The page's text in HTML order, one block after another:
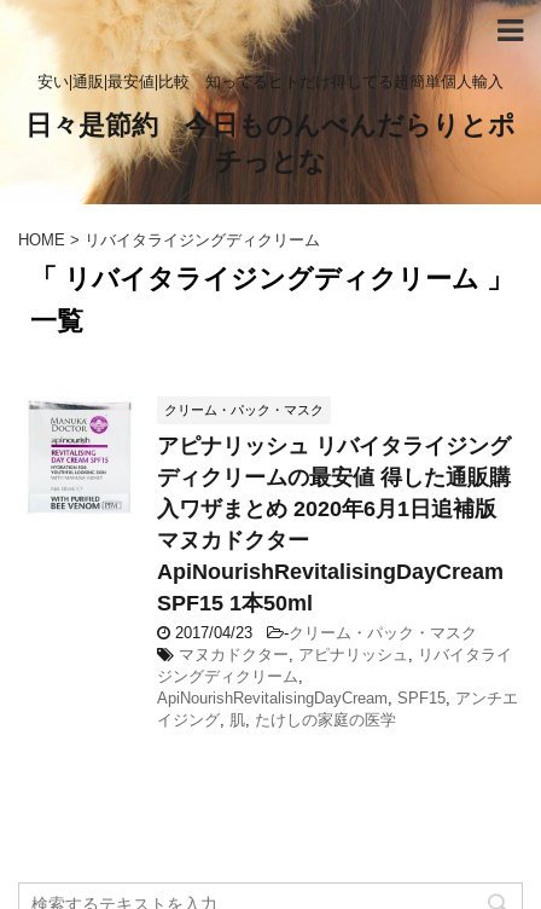
安い|通販|最安値|比較 知ってるヒトだけ得してる超簡単個人輸入
日々是節約 今日ものんべんだらりとポ
チっとな
HOME > リバイタライジングディクリーム
「 リバイタライジングディクリーム 」
一覧
クリーム・パック・マスク
アピナリッシュ リバイタライジング
ディクリームの最安値 得した通販購
入ワザまとめ 2020年6月1日追補版
マヌカドクター
ApiNourishRevitalisingDayCream
SPF15 1本50ml
2017/04/23 -クリーム・パック・マスク
マヌカドクター, アピナリッシュ , リバイタライ
ジングディクリーム,
ApiNourishRevitalisingDayCream, SPF15, アンチエ
イジング, 肌, たけしの家庭の医学